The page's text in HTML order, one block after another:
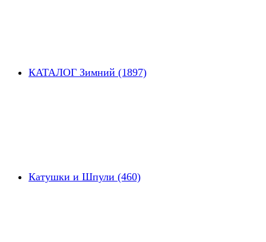
КАТАЛОГ Зимний (1897)
Катушки и Шпули (460)